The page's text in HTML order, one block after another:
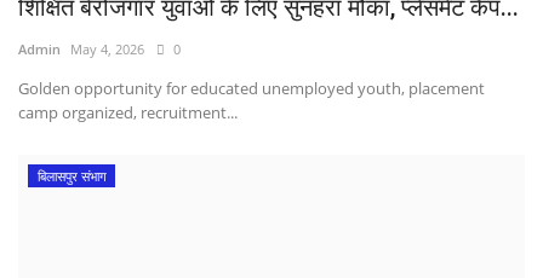
शिक्षित बेरोजगार युवाओं के लिए सुनहरा मौका, प्लेसमेंट कैंप...
Admin May 4, 2026 0
Golden opportunity for educated unemployed youth, placement
camp organized, recruitment...
बिलासपुर संभाग